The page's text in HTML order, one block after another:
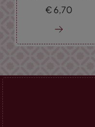
€ 6,70